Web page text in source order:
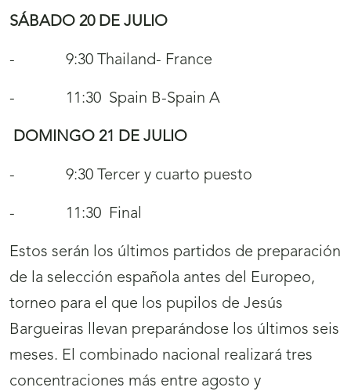
SÁBADO 20 DE JULIO
- 9:30 Thailand- France
- 11:30 Spain B-Spain A
DOMINGO 21 DE JULIO
- 9:30 Tercer y cuarto puesto
- 11:30 Final
Estos serán los últimos partidos de preparación
de la selección española antes del Europeo,
torneo para el que los pupilos de Jesús
Bargueiras llevan preparándose los últimos seis
meses. El combinado nacional realizará tres
concentraciones más entre agosto y